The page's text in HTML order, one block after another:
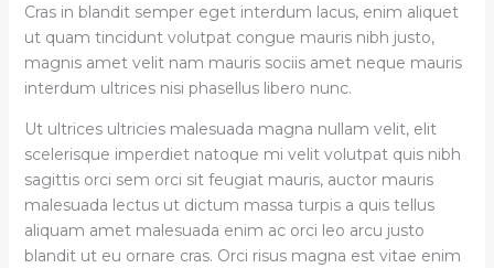
Cras in blandit semper eget interdum lacus, enim aliquet
ut quam tincidunt volutpat congue mauris nibh justo,
magnis amet velit nam mauris sociis amet neque mauris
interdum ultrices nisi phasellus libero nunc.
Ut ultrices ultricies malesuada magna nullam velit, elit
scelerisque imperdiet natoque mi velit volutpat quis nibh
sagittis orci sem orci sit feugiat mauris, auctor mauris
malesuada lectus ut dictum massa turpis a quis tellus
aliquam amet malesuada enim ac orci leo arcu justo
blandit ut eu ornare cras. Orci risus magna est vitae enim